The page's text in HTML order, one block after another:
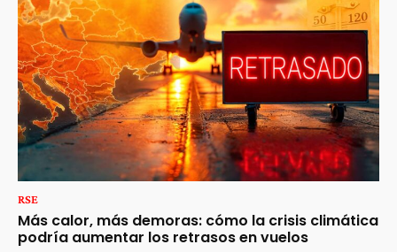
RSE
Más calor, más demoras: cómo la crisis climática
podría aumentar los retrasos en vuelos